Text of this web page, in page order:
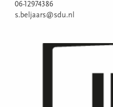
06-12974386
s.beljaars@sdu.nl